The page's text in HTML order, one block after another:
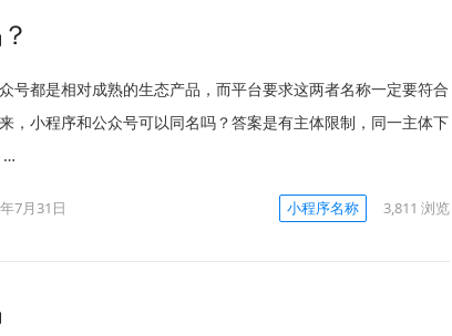
号都是相对成熟的生态产品，而平台要求这两者名称一定要符合
，小程序和公众号可以同名吗？答案是有主体限制，同一主体下
…
7月31日 小程序名称 3,811 浏览